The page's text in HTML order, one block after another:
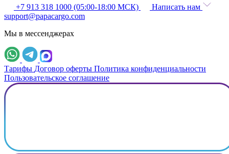
+7 913 318 1000 (05:00-18:00 МСК)
Написать нам
support@papacargo.com
Мы в мессенджерах
Тарифы Договор оферты Политика конфиденциальности
Пользовательское соглашение